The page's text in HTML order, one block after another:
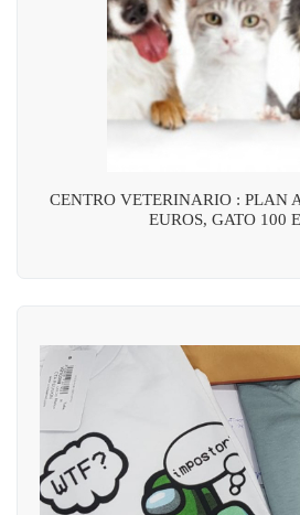
CENTRO VETERINARIO : PLAN
EUROS, GATO 100